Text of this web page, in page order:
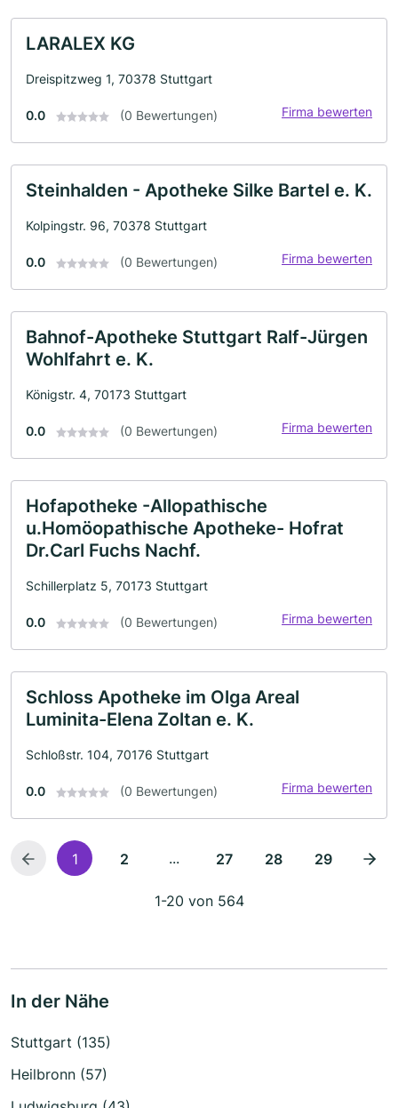
LARALEX KG
Dreispitzweg 1, 70378 Stuttgart
0.0 (0 Bewertungen) Firma bewerten
Steinhalden - Apotheke Silke Bartel e. K.
Kolpingstr. 96, 70378 Stuttgart
0.0 (0 Bewertungen) Firma bewerten
Bahnof-Apotheke Stuttgart Ralf-Jürgen
Wohlfahrt e. K.
Königstr. 4, 70173 Stuttgart
0.0 (0 Bewertungen) Firma bewerten
Hofapotheke -Allopathische
u.Homöopathische Apotheke- Hofrat
Dr.Carl Fuchs Nachf.
Schillerplatz 5, 70173 Stuttgart
0.0 (0 Bewertungen) Firma bewerten
Schloss Apotheke im Olga Areal
Luminita-Elena Zoltan e. K.
Schloßstr. 104, 70176 Stuttgart
0.0 (0 Bewertungen) Firma bewerten
1 2 ... 27 28 29
1-20 von 564
In der Nähe
Stuttgart (135)
Heilbronn (57)